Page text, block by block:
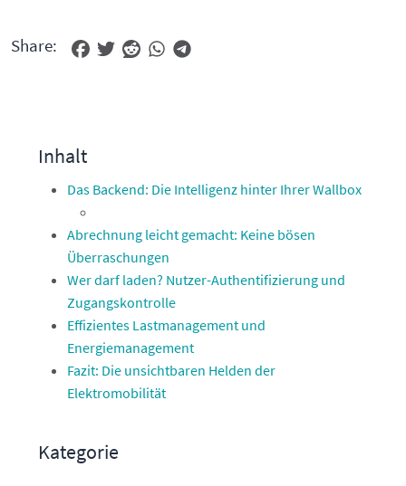
Share:
Inhalt
Das Backend: Die Intelligenz hinter Ihrer Wallbox
Abrechnung leicht gemacht: Keine bösen
Überraschungen
Wer darf laden? Nutzer-Authentifizierung und
Zugangskontrolle
Effizientes Lastmanagement und
Energiemanagement
Fazit: Die unsichtbaren Helden der
Elektromobilität
Kategorie